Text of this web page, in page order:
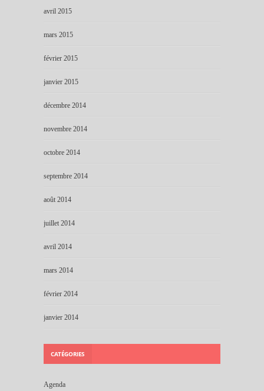
avril 2015
mars 2015
février 2015
janvier 2015
décembre 2014
novembre 2014
octobre 2014
septembre 2014
août 2014
juillet 2014
avril 2014
mars 2014
février 2014
janvier 2014
CATÉGORIES
Agenda